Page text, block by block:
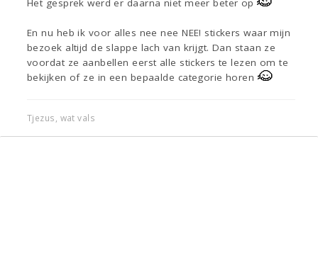
Het gesprek werd er daarna niet meer beter op
En nu heb ik voor alles nee nee NEE! stickers waar mijn
bezoek altijd de slappe lach van krijgt. Dan staan ze
voordat ze aanbellen eerst alle stickers te lezen om te
bekijken of ze in een bepaalde categorie horen
Tjezus, wat vals